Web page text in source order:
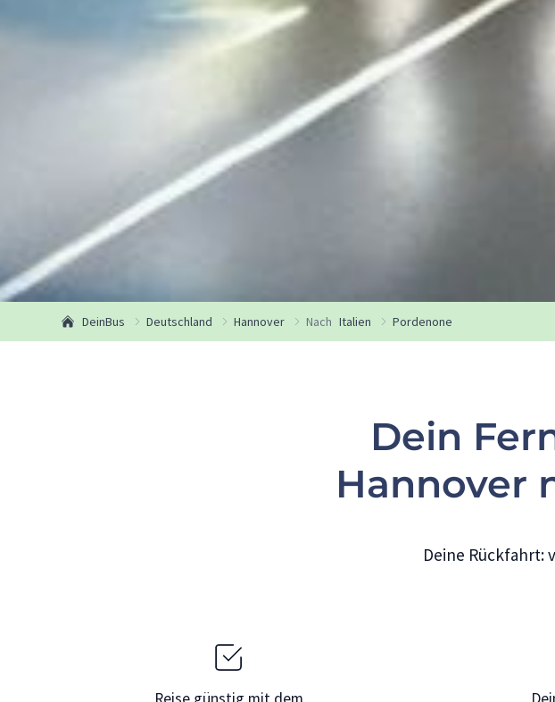
DeinBus Deutschland Hannover Nach Italien Pordenone
Dein
Hannover
Deine Rückfahrt: